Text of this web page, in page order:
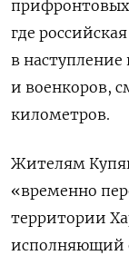
прифронтовых
где
в
и военкоров,
километров.
Жителям
«временно
территории
исполняющий